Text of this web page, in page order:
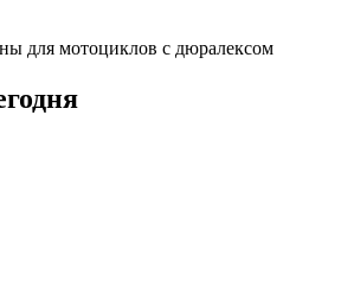
для мотоциклов с дюралексом